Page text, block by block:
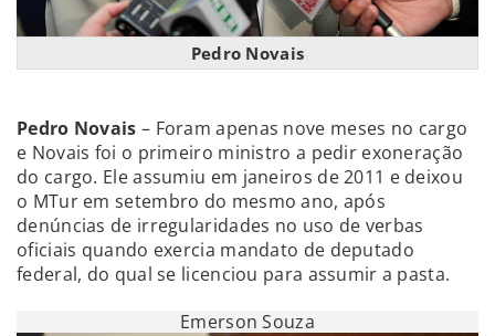
Pedro Novais
Pedro Novais – Foram apenas nove meses no cargo
e Novais foi o primeiro ministro a pedir exoneração
do cargo. Ele assumiu em janeiros de 2011 e deixou
o MTur em setembro do mesmo ano, após
denúncias de irregularidades no uso de verbas
oficiais quando exercia mandato de deputado
federal, do qual se licenciou para assumir a pasta.
Emerson Souza